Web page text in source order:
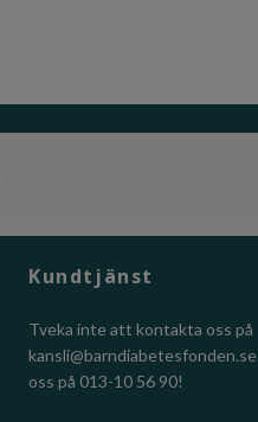
Kundtjänst
Tveka inte att kontakta oss på
kansli@barndiabetesfonden.se
oss på 013-10 56 90!